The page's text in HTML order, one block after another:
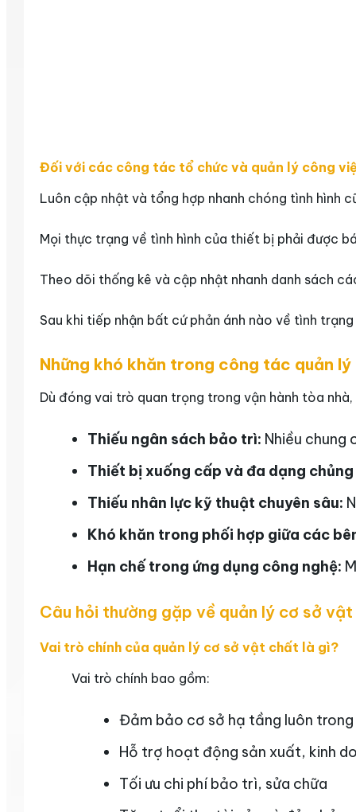
Đối với các công tác tổ chức và quản lý công
Luôn cập nhật và tổng hợp nhanh chóng tình hình
Mọi thực trạng về tình hình của thiết bị phải được
Theo dõi thống kê và cập nhật nhanh danh sách
Sau khi tiếp nhận bất cứ phản ánh nào về tình
Những khó khăn trong công tác quản
Dù đóng vai trò quan trọng trong vận hành tòa
Thiếu ngân sách bảo trì: Nhiều
Thiết bị xuống cấp và đa dạng
Thiếu nhân lực kỹ thuật chuyên sâu:
Khó khăn trong phối hợp giữa các
Hạn chế trong ứng dụng công nghệ:
Câu hỏi thường gặp về quản lý cơ sở
Vai trò chính của quản lý cơ sở vật chất là gì?
Vai trò chính bao gồm:
Đảm bảo cơ sở hạ tầng luôn
Hỗ trợ hoạt động sản xuất, kinh
Tối ưu chi phí bảo trì, sửa chữa